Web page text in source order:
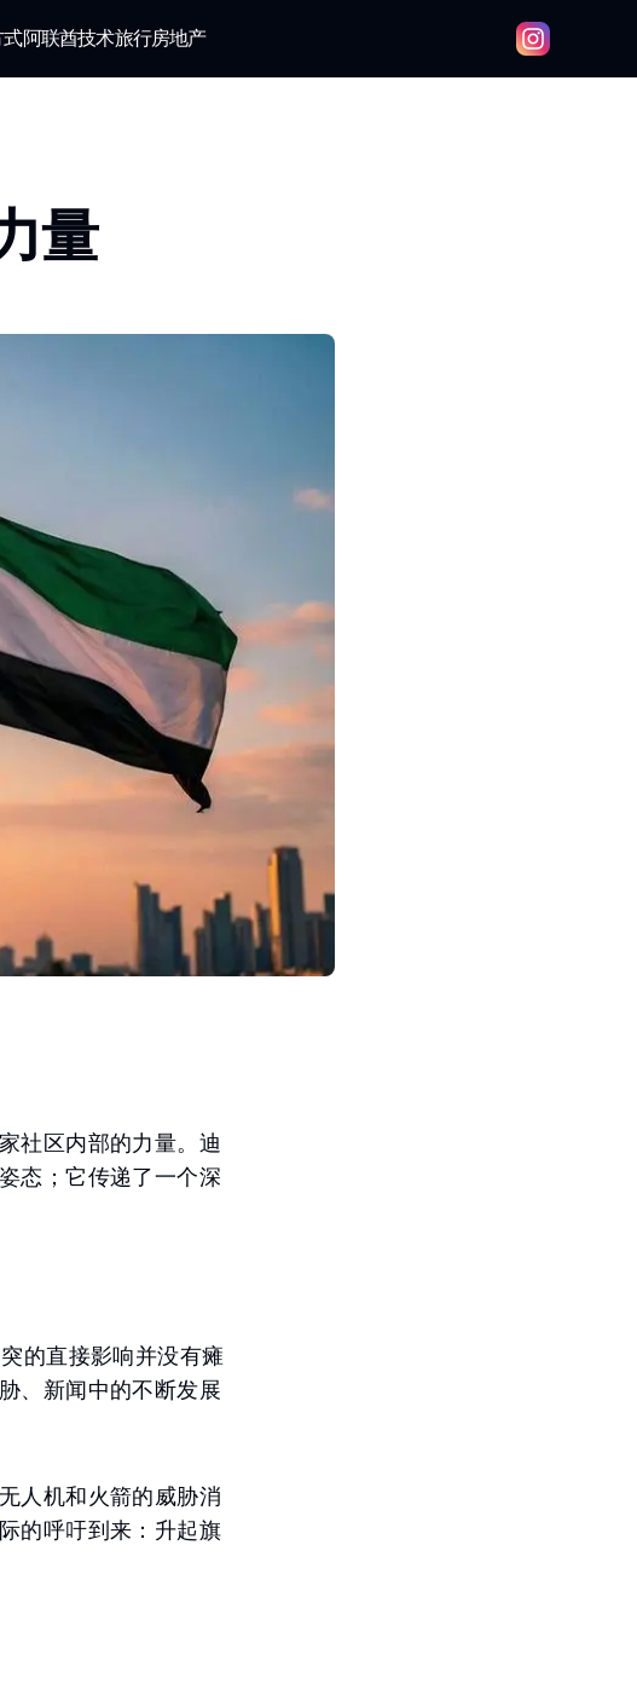
式阿联酋技术旅行房地产
量
社区内部的力量。迪
态；它传递了一个深
的直接影响并没有瘫
、新闻中的不断发展
人机和火箭的威胁消
的呼吁到来：升起旗